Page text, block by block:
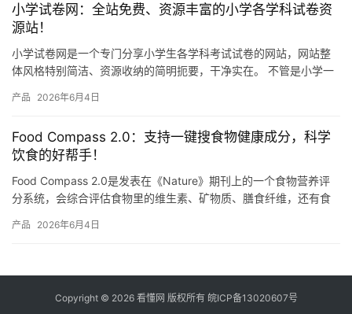
小学试卷网：全站免费、资源丰富的小学各学科试卷资
源站！
小学试卷网是一个专门分享小学生各学科考试试卷的网站，网站整
体风格特别简洁、资源收纳的简明扼要，干净实在。 不管是小学一
都有…
产品 2026年6月4日
Food Compass 2.0：支持一键搜食物健康成分，科学
饮食的好帮手！
Food Compass 2.0是发表在《Nature》期刊上的一个食物营养评
分系统，会综合评估食物里的维生素、矿物质、膳食纤维，还有食
产品 2026年6月4日
Copyright © 2026 看懂网 版权所有 皖ICP备13020607号